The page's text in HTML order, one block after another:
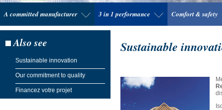
A committed manufacturer 3 in 1 performance Comfort & safety
Also see
Sustainable innovation
Our commitment to quality
Financez votre projet
Sustainable